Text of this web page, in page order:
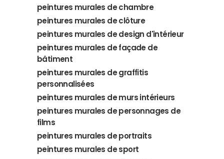
peintures murales de chambre
peintures murales de clôture
peintures murales de design d'intérieur
peintures murales de façade de
bâtiment
peintures murales de graffitis
personnalisées
peintures murales de murs intérieurs
peintures murales de personnages de
films
peintures murales de portraits
peintures murales de sport